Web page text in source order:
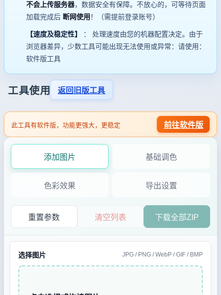
不会上传服务器，数据安全有保障。不放心的，可等待页面
加载完成后 断网使用 ！（需提前登录账号）
【速度及稳定性】
： 处理速度由您的机器配置决定。由于
浏览器差异，少数工具可能出现无法使用或异常：请使用：
软件版工具
工具使用 返回旧版工具
此工具有软件版，功能更强大，更稳定 前往软件版
添加图片 基础调色
色彩效果 导出设置
重置参数 清空列表 下载全部ZIP
选择图片 JPG / PNG / WebP / GIF / BMP